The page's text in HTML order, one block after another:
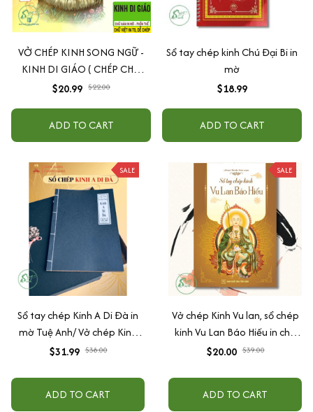
VỞ CHÉP KINH SONG NGỮ -
KINH DI GIÁO ( CHÉP CHỮ
HÁN + CHÉP CHỮ VIỆT ) -
$20.99 $22.00
ADD TO CART
Sổ tay chép kinh Chú Đại Bi in
mờ
$18.99
ADD TO CART
SALE
Sổ tay chép Kinh A Di Đà in
mờ Tuệ Anh/ Vở chép Kinh
giấy cổ (Tặng kèm Hộp đựng
$31.99 $38.00
ADD TO CART
SALE
Vở chép Kinh Vu lan, sổ chép
kinh Vu Lan Báo Hiếu in chữ
mờ loại giấy cao cấp dày dặn
$20.00 $39.00
ADD TO CART